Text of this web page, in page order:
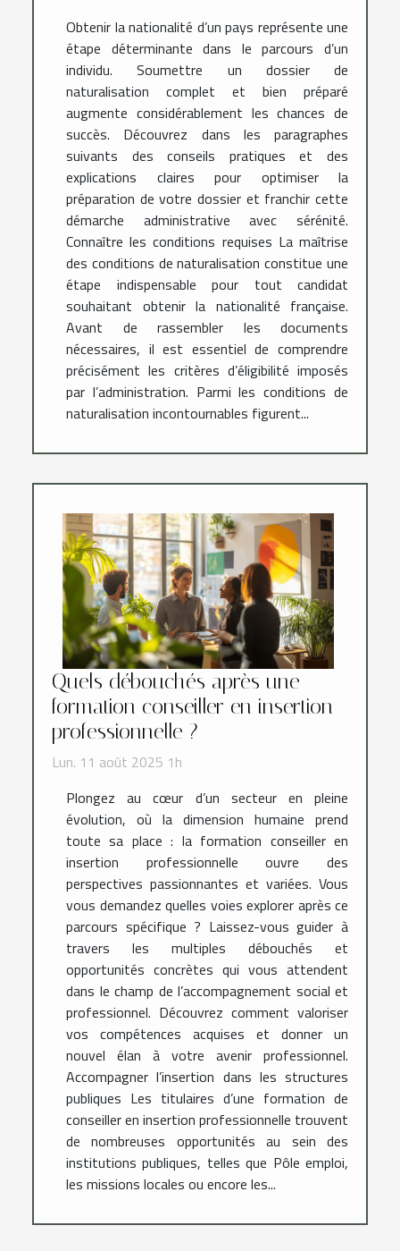
Obtenir la nationalité d’un pays représente une
étape déterminante dans le parcours d’un
individu. Soumettre un dossier de
naturalisation complet et bien préparé
augmente considérablement les chances de
succès. Découvrez dans les paragraphes
suivants des conseils pratiques et des
explications claires pour optimiser la
préparation de votre dossier et franchir cette
démarche administrative avec sérénité.
Connaître les conditions requises La maîtrise
des conditions de naturalisation constitue une
étape indispensable pour tout candidat
souhaitant obtenir la nationalité française.
Avant de rassembler les documents
nécessaires, il est essentiel de comprendre
précisément les critères d’éligibilité imposés
par l’administration. Parmi les conditions de
naturalisation incontournables figurent...
Quels débouchés après une
formation conseiller en insertion
professionnelle ?
Lun. 11 août 2025 1h
Plongez au cœur d’un secteur en pleine
évolution, où la dimension humaine prend
toute sa place : la formation conseiller en
insertion professionnelle ouvre des
perspectives passionnantes et variées. Vous
vous demandez quelles voies explorer après ce
parcours spécifique ? Laissez-vous guider à
travers les multiples débouchés et
opportunités concrètes qui vous attendent
dans le champ de l’accompagnement social et
professionnel. Découvrez comment valoriser
vos compétences acquises et donner un
nouvel élan à votre avenir professionnel.
Accompagner l’insertion dans les structures
publiques Les titulaires d’une formation de
conseiller en insertion professionnelle trouvent
de nombreuses opportunités au sein des
institutions publiques, telles que Pôle emploi,
les missions locales ou encore les...